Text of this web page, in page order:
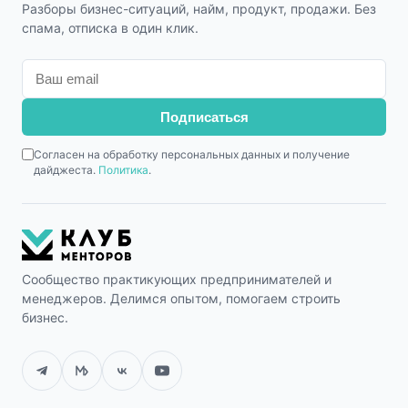
появился финансовый рост.
для интерпретации медицинских анализов и
формирования персонализированных
рекомендаций в области здоровья (wellness-
подход, не медицинская услуга). Продукт
цифровые каналы.
Запрос:
Фаундер уже начал разработку MVP с
подрядчиком, но находился в ситуации полной
потери контроля:
не понимал, что именно делает команда, не мог
Разборы бизнес-ситуаций, найм, продукт, продажи. Без
спама, отписка в один клик.
Подписаться
Согласен на обработку персональных данных и получение
дайджеста. Политика.
Сообщество практикующих предпринимателей и
менеджеров. Делимся опытом, помогаем строить
бизнес.